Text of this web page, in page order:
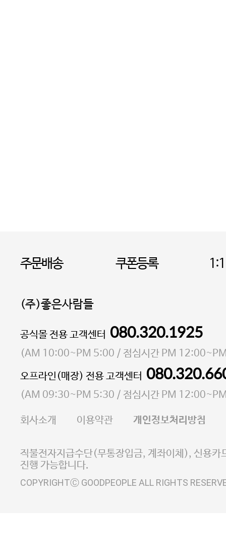
주문배송 쿠폰등록
(주)좋은사람들
대표 이성현,박영환| 개인정보관리책임자 김상현
소재지 서울특별시 마포구 마포대로4다길 41 마포
통신판매업 신고번호 2023-서울마포-3931호
사업자등록번호 105-81-58242
E-MAIL goodpeople@gpin.co.kr
사업자정보확인
이니시스 에스크로 서비
공식몰 전용 고객센터 080.320.1925
(AM 10:00~PM 5:00 / 점심시간 PM
오프라인(매장) 전용 고객센터
(AM 09:30~PM 5:30 / 점심시간 PM
회사소개 이용약관 개인정보처리방침
직불전자지급수단(무통장입금, 계좌이체), 신용카
진행 가능합니다.
COPYRIGHTⒸ GOODPEOPLE ALL RIGHTS